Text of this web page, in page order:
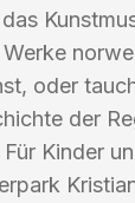
oder
der
Kinder